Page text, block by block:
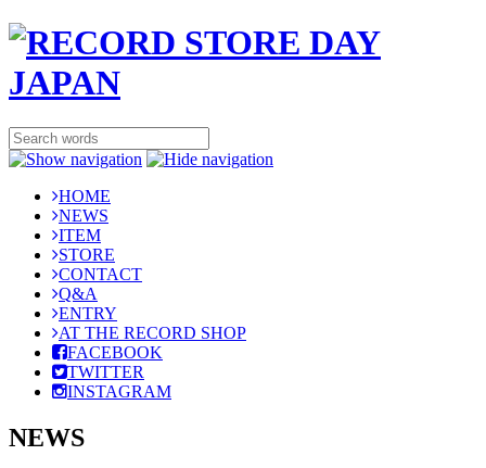
HOME
NEWS
ITEM
STORE
CONTACT
Q&A
ENTRY
AT THE RECORD SHOP
FACEBOOK
TWITTER
INSTAGRAM
NEWS